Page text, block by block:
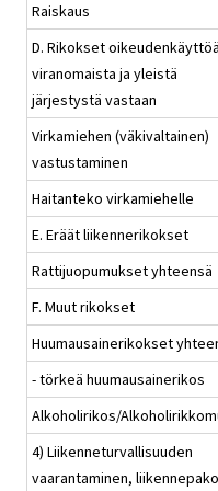
Raiskaus
D. Rikokset
viranomaista ja yleistä
järjestystä vastaan
Virkamiehen (väkivaltainen)
vastustaminen
Haitanteko virkamiehelle
E. Eräät liikennerikokset
Rattijuopumukset yhteensä
F. Muut rikokset
Huumausainerikokset
- törkeä huumausainerikos
Alkoholirikos/
4) Liikenneturvallisuuden
vaarantaminen, liikennepako